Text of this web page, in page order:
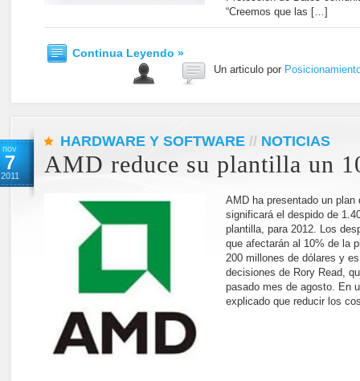
“Creemos que las […]
Continua Leyendo »
Un articulo por
nov
7
2011
HARDWARE Y SOFTWARE // NOTICIAS
AMD reduce su plantilla un
AMD ha presentado un plan
significará el despido de
plantilla, para 2012. Los
que afectarán al 10% de la
200 millones de dólares y
decisiones de Rory Read,
pasado mes de agosto. En
explicado que reducir los